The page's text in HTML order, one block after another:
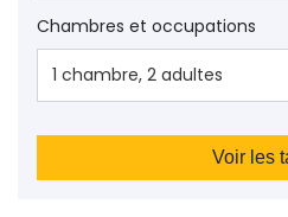
Chambres et occupations
1 chambre, 2 adultes
Voir les